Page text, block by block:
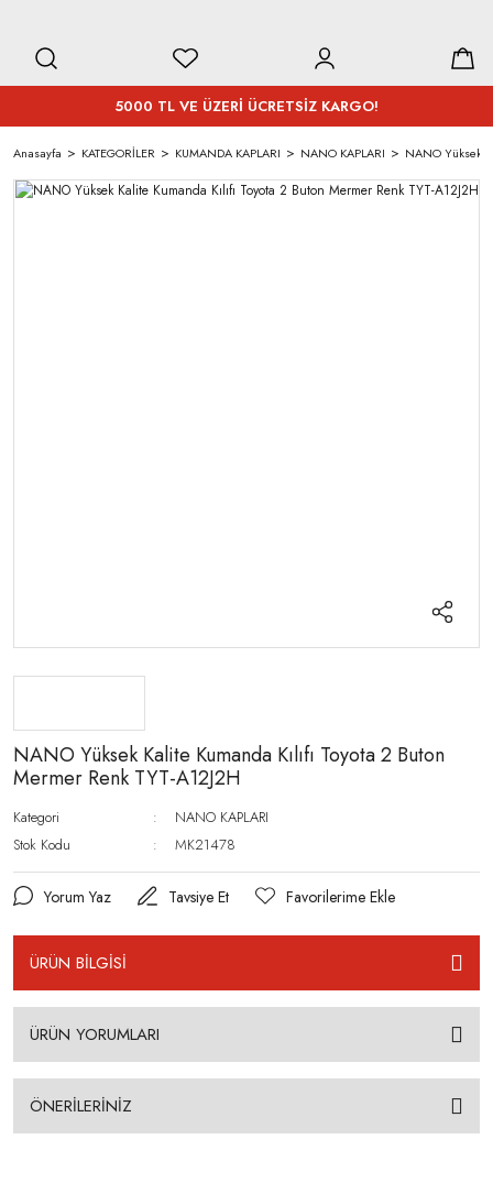
5000 TL VE ÜZERİ ÜCRETSİZ KARGO!
Anasayfa KATEGORİLER KUMANDA KAPLARI NANO KAPLARI NANO Yüksek
NANO Yüksek Kalite Kumanda Kılıfı Toyota 2 Buton
Mermer Renk TYT-A12J2H
Kategori
NANO KAPLARI
Stok Kodu
MK21478
Yorum Yaz Tavsiye Et
ÜRÜN BİLGİSİ
ÜRÜN YORUMLARI
ÖNERİLERİNİZ